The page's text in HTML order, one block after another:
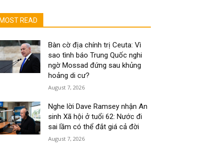
MOST READ
Bàn cờ địa chính trị Ceuta: Vì
sao tình báo Trung Quốc nghi
ngờ Mossad đứng sau khủng
hoảng di cư?
August 7, 2026
Nghe lời Dave Ramsey nhận An
sinh Xã hội ở tuổi 62: Nước đi
sai lầm có thể đắt giá cả đời
August 7, 2026